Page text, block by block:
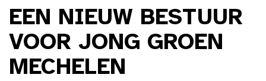
EEN NIEUW BESTUUR
VOOR JONG GROEN
MECHELEN